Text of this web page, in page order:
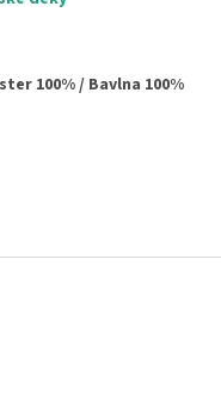
100% / Bavlna 100%